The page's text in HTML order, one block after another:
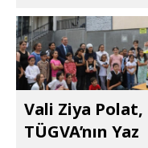
Vali Ziya Polat,
TÜGVA’nın Yaz